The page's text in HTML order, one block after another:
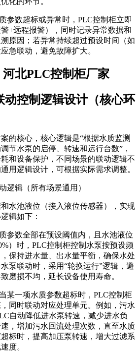
参数超标或异常时，PLC控制柜立即
+远程报警），同时记录异常数据和
原因；若异常持续超过预设时间（如
急联动，避免故障扩大。
动控制逻辑设计（核心环
的核心，核心逻辑是“根据水质监测
节水泵的启停、转速和运行台数”，
和设备保护，不同场景的联动逻辑不
用逻辑设计，可根据实际需求调整。
逻辑（所有场景通用）
水池液位（接入液位传感器），实现
辑如下：
参数全部在预设阈值内，且水池液位
）时，PLC控制柜控制水泵按预设频
保持进水量、出水量平衡，确保水处
泵联动时，采用“轮换运行”逻辑，避
磨损不均，延长设备使用寿命。
某一项水质参数超标时，PLC控制柜
同时联动对应处理单元。例如，污水
自动降低进水泵转速，减少进水负
，增加污水回流处理次数，直至水质
标时，提高加压泵转速，增大过滤系
度。